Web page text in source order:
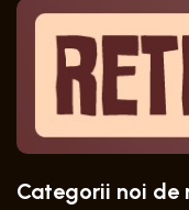
Categorii noi de